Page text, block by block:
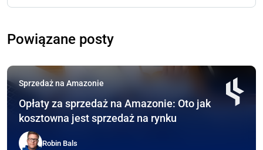
Powiązane posty
Sprzedaż na Amazonie
Opłaty za sprzedaż na Amazonie: Oto jak
kosztowna jest sprzedaż na rynku
Robin Bals